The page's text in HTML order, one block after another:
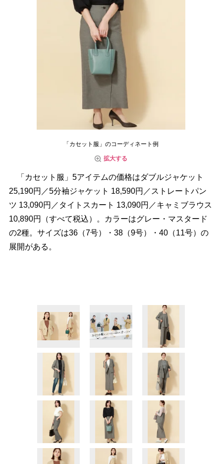
「カセット服」のコーディネート例
拡大する
「カセット服」5アイテムの価格はダブルジャケット
25,190円／5分袖ジャケット 18,590円／ストレートパン
ツ 13,090円／タイトスカート 13,090円／キャミブラウス
10,890円（すべて税込）。カラーはグレー・マスタード
の2種。サイズは36（7号）・38（9号）・40（11号）の
展開がある。